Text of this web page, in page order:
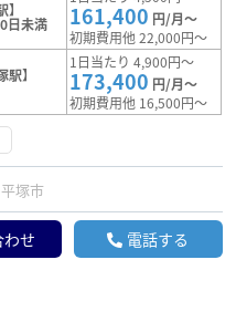
日未満 161,400 円/月～
初期費用他 22,000円～
】
1日当たり 4,900円～
173,400 円/月～
初期費用他 16,500円～
平塚市
わせ 電話する